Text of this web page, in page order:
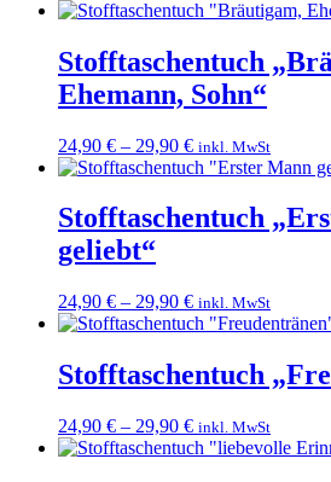
Stofftaschentuch
Ehemann, Sohn“
24,90 € – 29,90 € inkl. MwSt
Stofftaschentuch
geliebt“
24,90 € – 29,90 € inkl. MwSt
Stofftaschentuch
24,90 € – 29,90 € inkl. MwSt